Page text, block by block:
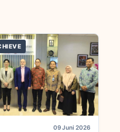
09 Juni 2026